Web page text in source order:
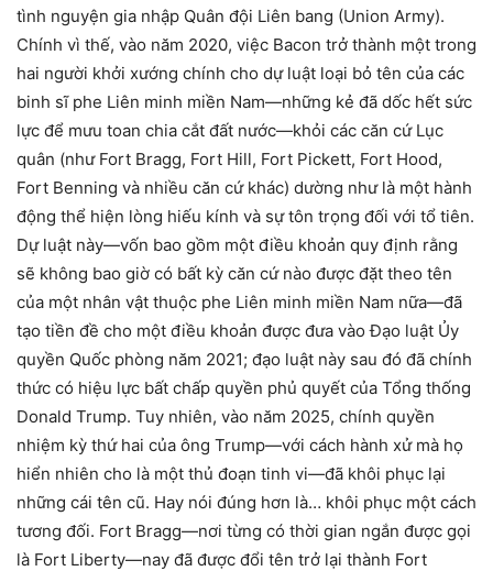
tình nguyện gia nhập Quân đội Liên bang (Union Army).
Chính vì thế, vào năm 2020, việc Bacon trở thành một trong
hai người khởi xướng chính cho dự luật loại bỏ tên của các
binh sĩ phe Liên minh miền Nam—những kẻ đã dốc hết sức
lực để mưu toan chia cắt đất nước—khỏi các căn cứ Lục
quân (như Fort Bragg, Fort Hill, Fort Pickett, Fort Hood,
Fort Benning và nhiều căn cứ khác) dường như là một hành
động thể hiện lòng hiếu kính và sự tôn trọng đối với tổ tiên.
Dự luật này—vốn bao gồm một điều khoản quy định rằng
sẽ không bao giờ có bất kỳ căn cứ nào được đặt theo tên
của một nhân vật thuộc phe Liên minh miền Nam nữa—đã
tạo tiền đề cho một điều khoản được đưa vào Đạo luật Ủy
quyền Quốc phòng năm 2021; đạo luật này sau đó đã chính
thức có hiệu lực bất chấp quyền phủ quyết của Tổng thống
Donald Trump. Tuy nhiên, vào năm 2025, chính quyền
nhiệm kỳ thứ hai của ông Trump—với cách hành xử mà họ
hiển nhiên cho là một thủ đoạn tinh vi—đã khôi phục lại
những cái tên cũ. Hay nói đúng hơn là… khôi phục một cách
tương đối. Fort Bragg—nơi từng có thời gian ngắn được gọi
là Fort Liberty—nay đã được đổi tên trở lại thành Fort